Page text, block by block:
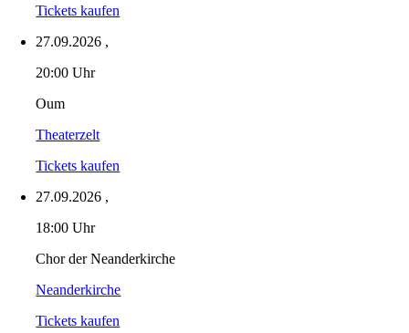
Tickets kaufen
27.09.2026 ,
20:00 Uhr
Oum
Theaterzelt
Tickets kaufen
27.09.2026 ,
18:00 Uhr
Chor der Neanderkirche
Neanderkirche
Tickets kaufen